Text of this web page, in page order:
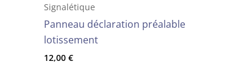
Signalétique
Panneau déclaration préalable
lotissement
12,00€